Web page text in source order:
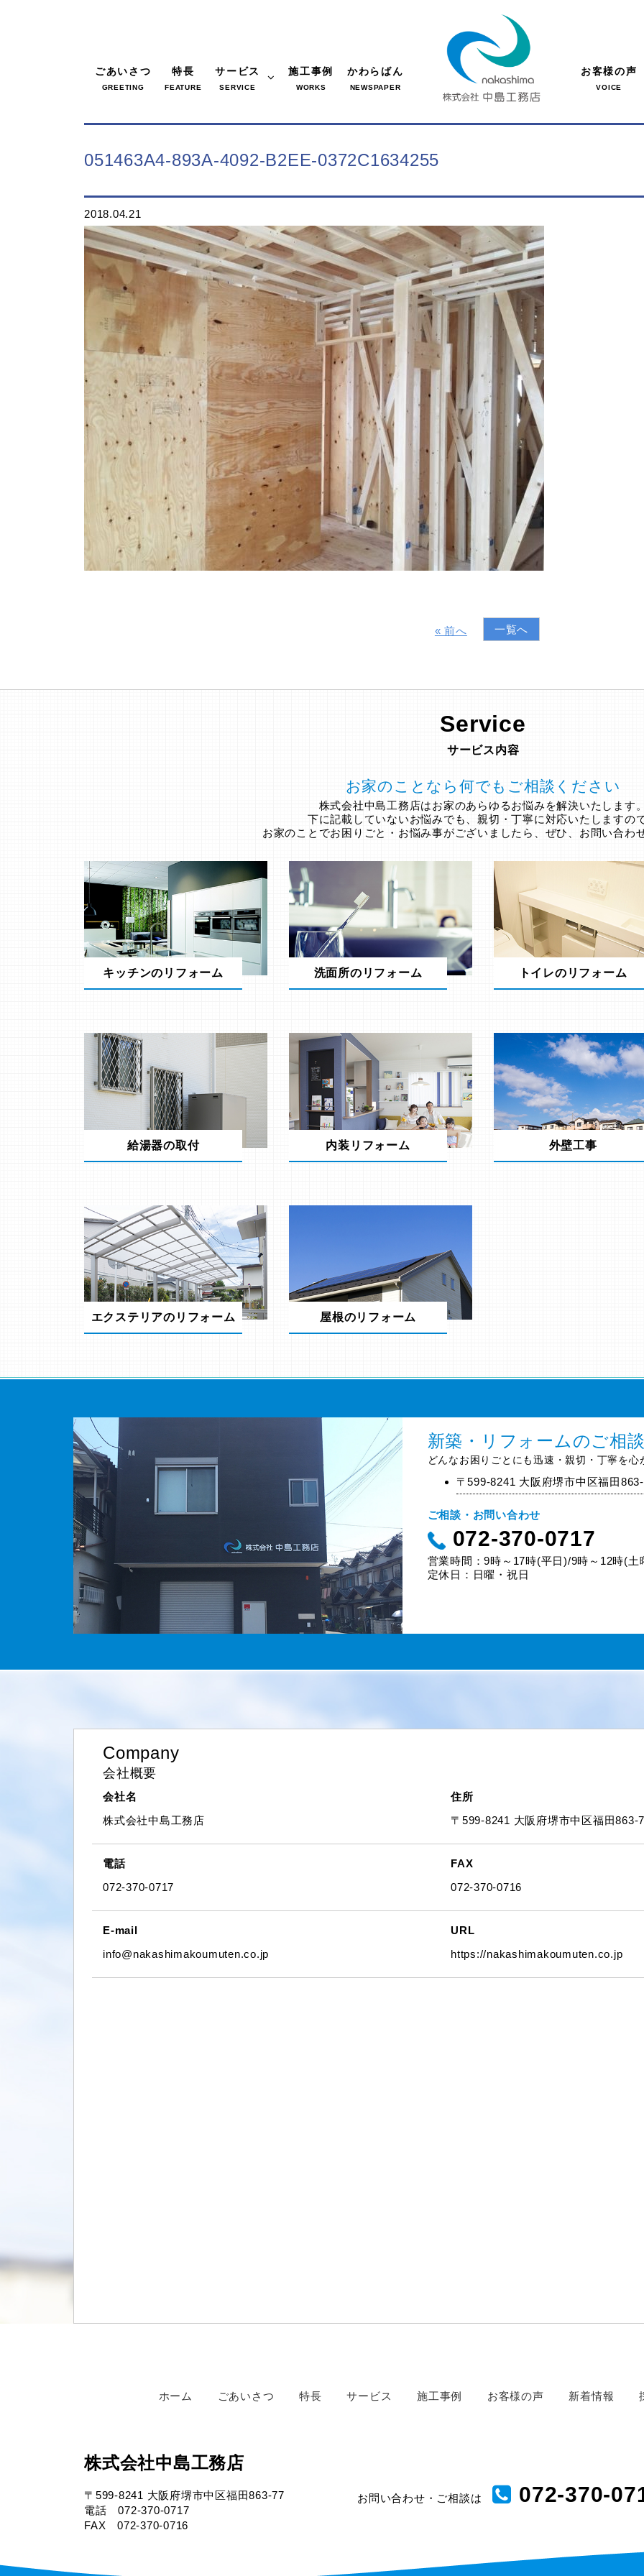
ごあいさつ
GREETING
特長
FEATURE
サービス
SERVICE
施工事例
WORKS
かわらばん
NEWSPAPER
お客様の声
VOICE
051463A4-893A-4092-B2EE-0372C1634255
2018.04.21
« 前へ 一覧へ
Service
サービス内容
お家のことなら何でもご相談ください
株式会社中島工務店はお家のあらゆるお悩みを解決いたします
下に記載していないお悩みでも、親切・丁寧に対応いたしますの
お家のことでお困りごと・お悩み事がございましたら、ぜひ、お問い合わ
キッチンのリフォーム 洗面所のリフォーム トイレのリフォーム
給湯器の取付 内装リフォーム 外壁工事
エクステリアのリフォーム 屋根のリフォーム
新築・リフォームのご相
どんなお困りごとにも迅速・親切・丁寧を
〒599-8241 大阪府堺市中区福田
ご相談・お問い合わせ
072-370-0717
営業時間：9時～17時(平日)/9時～12時(土
定休日：日曜・祝日
Company
会社概要
会社名
株式会社中島工務店
住所
〒599-8241 大阪府堺市中区福田863-
電話
072-370-0717
FAX
072-370-0716
E-mail
info@nakashimakoumuten.co.jp
URL
https://nakashimakoumuten.co.jp
ホーム ごあいさつ 特長 サービス 施工事例 お客様の声 新着情報
株式会社中島工務店
〒599-8241 大阪府堺市中区福田863-77
電話 072-370-0717
FAX 072-370-0716
お問い合わせ・ご相談は 072-370-